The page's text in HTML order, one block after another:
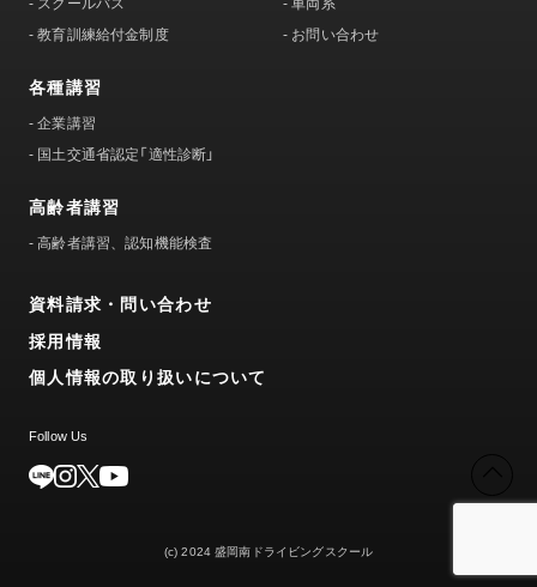
-教育訓練給付金制度
各種講習
-企業講習
- 国土交通省認定「適性診断」
高齢者講習
-高齢者講習、認知機能検査
- お問い合わせ
資料請求・問い合わせ
採用情報
個人情報の取り扱いについて
Follow Us
(c) 2024 盛岡南ドライビングスクール